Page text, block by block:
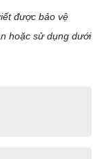
được bảo vệ
hoặc sử dụng dưới